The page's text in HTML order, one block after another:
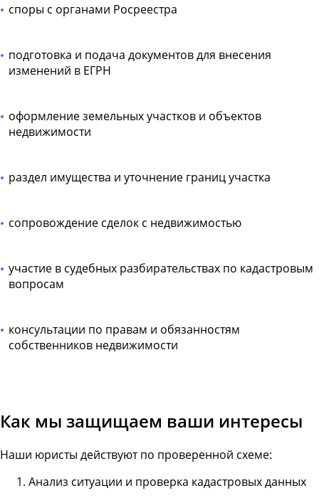
споры с органами Росреестра
подготовка и подача документов для внесения
изменений в ЕГРН
оформление земельных участков и объектов
недвижимости
раздел имущества и уточнение границ участка
сопровождение сделок с недвижимостью
участие в судебных разбирательствах по кадастровым
вопросам
консультации по правам и обязанностям
собственников недвижимости
Как мы защищаем ваши интересы
Наши юристы действуют по проверенной схеме:
Анализ ситуации и проверка кадастровых данных